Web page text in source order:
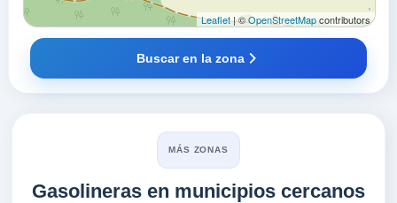
Leaflet| ©OpenStreetMapcontributors
Buscar en la zona
MÁS ZONAS
Gasolineras en municipios cercanos